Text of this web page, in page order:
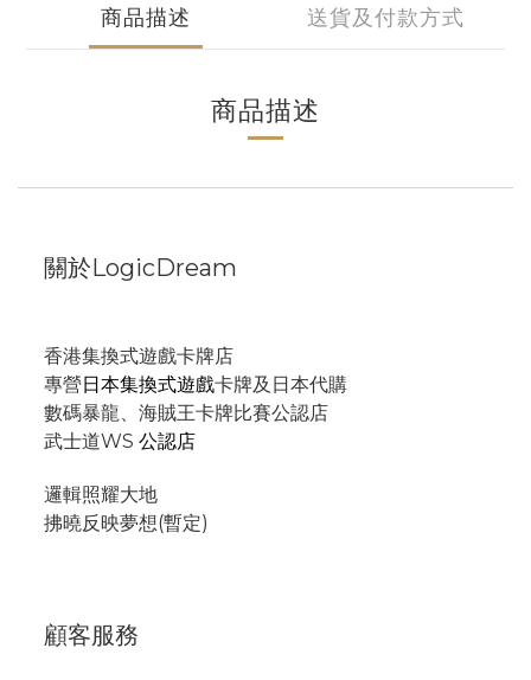
商品描述 送貨及付款方式
商品描述
關於LogicDream
香港集換式遊戲卡牌店
專營日本集換式遊戲卡牌及日本代購
數碼暴龍、海賊王卡牌比賽公認店
武士道WS 公認店
邏輯照耀大地
拂曉反映夢想(暫定)
顧客服務